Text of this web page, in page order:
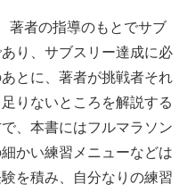
著者の指導のもとでサブ
り、サブスリー達成に必
とに、著者が挑戦者それ
りないところを解説する
、本書にはフルマラソン
かい練習メニューなどは
を積み、自分なりの練習